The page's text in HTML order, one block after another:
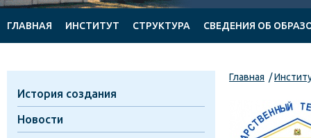
ГЛАВНАЯ ИНСТИТУТ СТРУКТУРА СВЕДЕНИЯ ОБ
Главная
История создания
Новости